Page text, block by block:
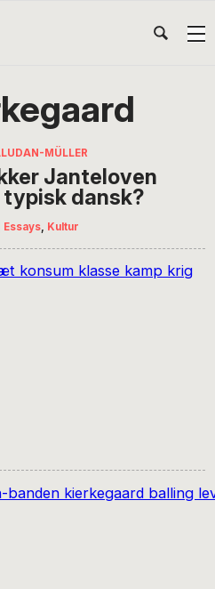
MÜLLER
Janteloven
dansk?
Essays, Kultur